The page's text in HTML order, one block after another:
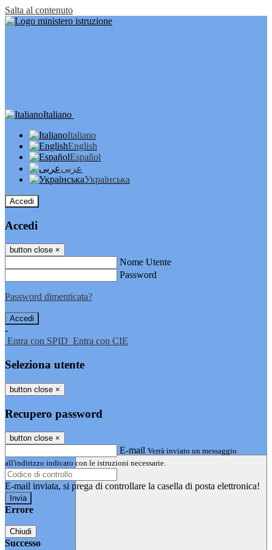
Salta al contenuto
Italiano
Italiano
English
Español
عربى
Українська
Accedi
Accedi
button close ×
Nome Utente
Password
Password dimenticata?
-
Entra con SPID Entra con CIE
Seleziona utente
button close ×
Recupero password
button close ×
E-mail Verrà inviato un messaggio
all'indirizzo indicato con le istruzioni necessarie.
E-mail inviata, si prega di controllare la casella di posta elettronica!
Errore
Chiudi
Successo